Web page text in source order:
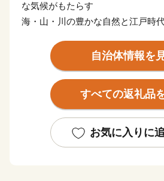
な気候がもたらす
海・山・川の豊かな自然と江戸時
いまに残すまちです。
国の重要伝統的建造物群保存地
と瀬戸内海に浮
かぶ大久野島には多くの観光客が
原市」をテーマに
活力あるまちづくりを推進してい
自治体情報を
すべての返礼品
お気に入りに